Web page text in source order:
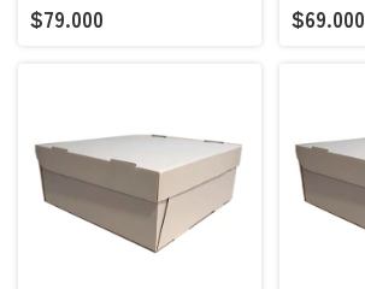
$79.000 $69.000